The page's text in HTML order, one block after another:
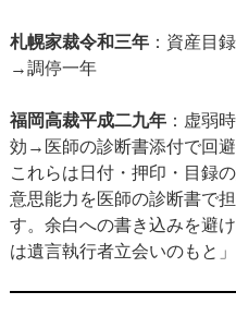
札幌家裁令和三年：資産目
→調停一年
福岡高裁平成二九年：虚弱
効→医師の診断書添付で回
これらは日付・押印・目録
意思能力を医師の診断書で
す。余白への書き込みを避
は遺言執行者立会いのもと